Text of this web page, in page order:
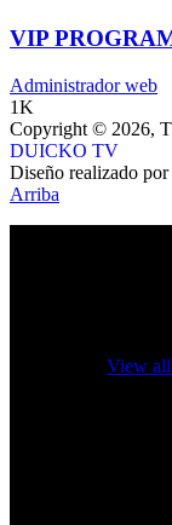
VIP
Administrador web
1K
Copyright © 2026,
DUICKO TV
Diseño realizado por
Arriba
View